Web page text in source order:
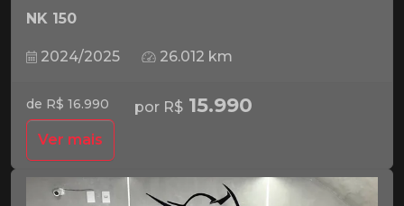
NK 150
2024/2025 26.012 km
de R$ 16.990 por R$ 15.990
Ver mais